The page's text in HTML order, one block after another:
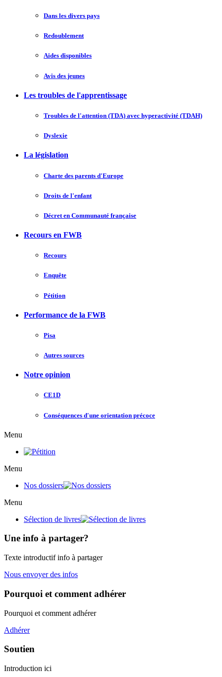
Dans les divers pays
Redoublement
Aides disponibles
Avis des jeunes
Les troubles de l'apprentissage
Troubles de l'attention (TDA) avec hyperactivité (TDAH)
Dyslexie
La législation
Charte des parents d'Europe
Droits de l'enfant
Décret en Communauté française
Recours en FWB
Recours
Enquête
Pétition
Performance de la FWB
Pisa
Autres sources
Notre opinion
CE1D
Conséquences d'une orientation précoce
Menu
Menu
Nos dossiers
Menu
Sélection de livres
Une info à partager?
Texte introductif info à partager
Nous envoyer des infos
Pourquoi et comment adhérer
Pourquoi et comment adhérer
Adhérer
Soutien
Introduction ici